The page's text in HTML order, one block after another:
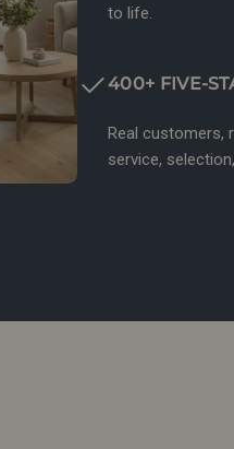
to life.
400+ FIVE-
Real customers,
service,